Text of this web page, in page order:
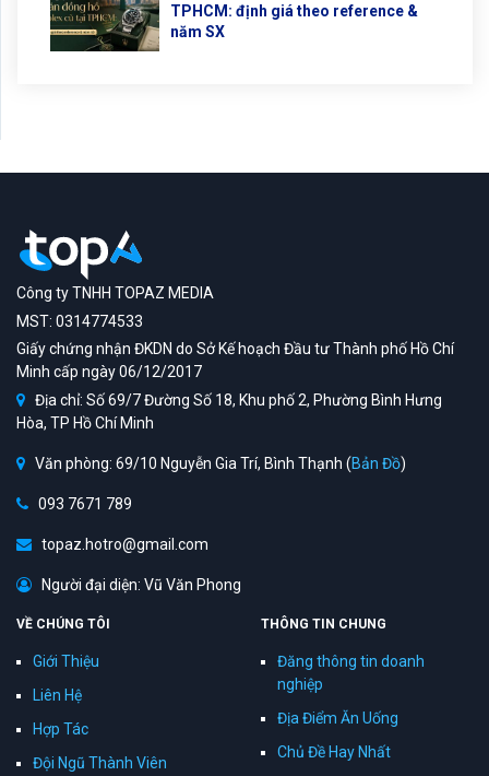
TPHCM: định giá theo reference &
năm SX
Công ty TNHH TOPAZ MEDIA
MST: 0314774533
Giấy chứng nhận ĐKDN do Sở Kế hoạch Đầu tư Thành phố Hồ Chí
Minh cấp ngày 06/12/2017
Địa chỉ: Số 69/7 Đường Số 18, Khu phố 2, Phường Bình Hưng
Hòa, TP Hồ Chí Minh
Văn phòng: 69/10 Nguyễn Gia Trí, Bình Thạnh (Bản Đồ)
093 7671 789
topaz.hotro@gmail.com
Người đại diện: Vũ Văn Phong
VỀ CHÚNG TÔI
Giới Thiệu
Liên Hệ
Hợp Tác
Đội Ngũ Thành Viên
THÔNG TIN CHUNG
Đăng thông tin doanh
nghiệp
Địa Điểm Ăn Uống
Chủ Đề Hay Nhất